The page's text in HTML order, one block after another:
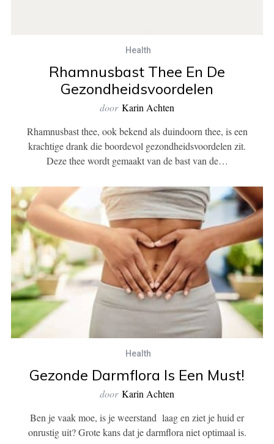
Health
Rhamnusbast Thee En De
Gezondheidsvoordelen
door Karin Achten
Rhamnusbast thee, ook bekend als duindoorn thee, is een
krachtige drank die boordevol gezondheidsvoordelen zit.
Deze thee wordt gemaakt van de bast van de…
Health
Gezonde Darmflora Is Een Must!
door Karin Achten
Ben je vaak moe, is je weerstand laag en ziet je huid er
onrustig uit? Grote kans dat je darmflora niet optimaal is.